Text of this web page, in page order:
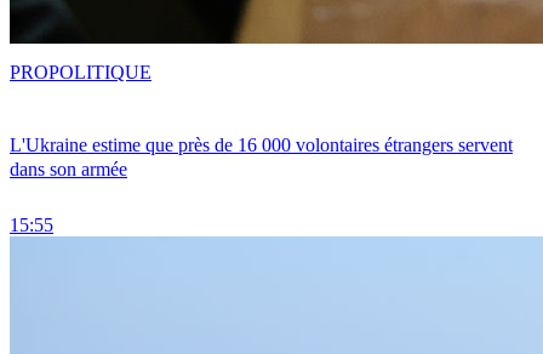
L'Ukraine estime que près de 16 000 volontaires étrangers servent
dans son armée
15:55
PROPOLITIQUE